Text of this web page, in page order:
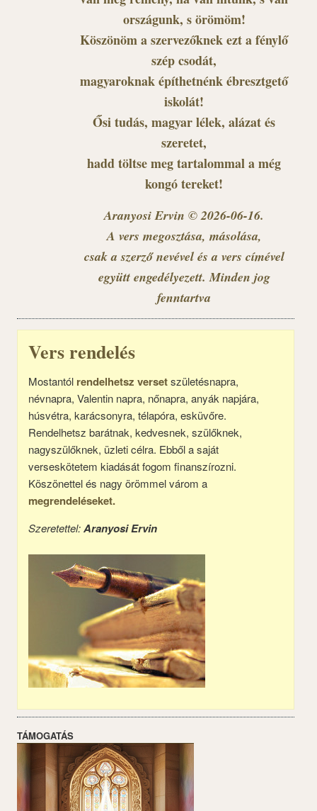
országunk, s örömöm!
Köszönöm a szervezőknek ezt a fénylő
szép csodát,
magyaroknak építhetnénk ébresztgető
iskolát!
Ősi tudás, magyar lélek, alázat és
szeretet,
hadd töltse meg tartalommal a még
kongó tereket!
Aranyosi Ervin © 2026-06-16.
A vers megosztása, másolása,
csak a szerző nevével és a vers címével
együtt engedélyezett. Minden jog
fenntartva
Vers rendelés
Mostantól rendelhetsz versetszületésnapra,
névnapra, Valentin napra, nőnapra, anyák napjára,
húsvétra, karácsonyra, télapóra, esküvőre.
Rendelhetsz barátnak, kedvesnek, szülőknek,
nagyszülőknek, üzleti célra. Ebből a saját
verseskötetem kiadását fogom finanszírozni.
Köszönettel és nagy örömmel várom a
megrendeléseket.
Szeretettel:Aranyosi Ervin
TÁMOGATÁS